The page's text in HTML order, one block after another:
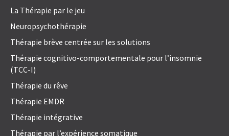
La Thérapie par le jeu
Neuropsychothérapie
Thérapie brève centrée sur les solutions
Thérapie cognitivo-comportementale pour l’insomnie
(TCC-I)
Thérapie du rêve
Thérapie EMDR
Thérapie intégrative
Thérapie par l’expérience somatique